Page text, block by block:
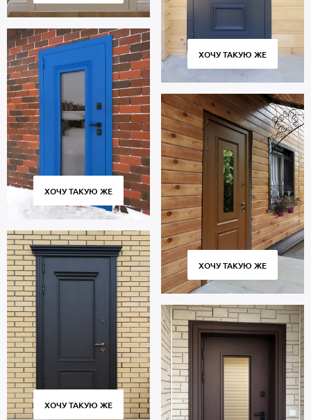
ХОЧУ ТАКУЮ ЖЕ
ХОЧУ ТАКУЮ ЖЕ
ХОЧУ ТАКУЮ ЖЕ
ХОЧУ ТАКУЮ ЖЕ